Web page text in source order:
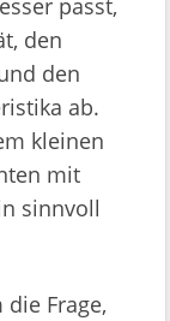
passt,
den
den
ab.
kleinen
mit
sinnvoll
Frage,